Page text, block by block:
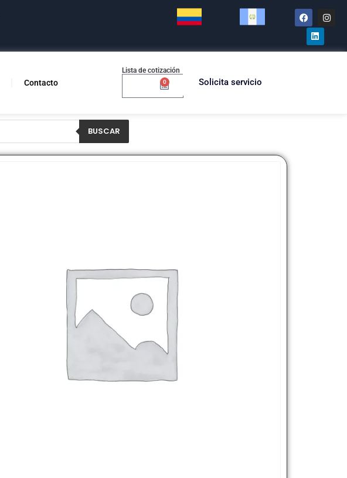
Contacto
Lista de cotización
0 Solicita servicio
BUSCAR